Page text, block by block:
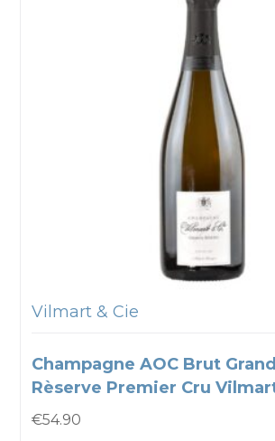
Vilmart & Cie
Champagne AOC Brut
Rèserve Premier Cru
€54.90